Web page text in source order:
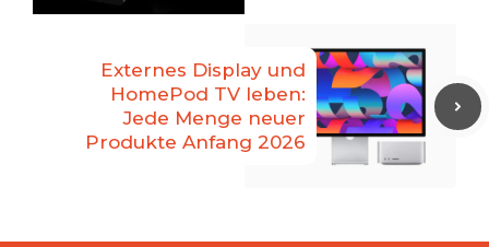
Externes Display und
HomePod TV leben:
Jede Menge neuer
Produkte Anfang 2026